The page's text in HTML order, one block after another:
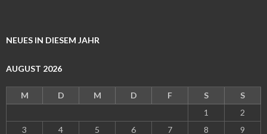
NEUES IN DIESEM JAHR
AUGUST 2026
M D M D F S
S
1
2
3
4 5 6 7 8
9